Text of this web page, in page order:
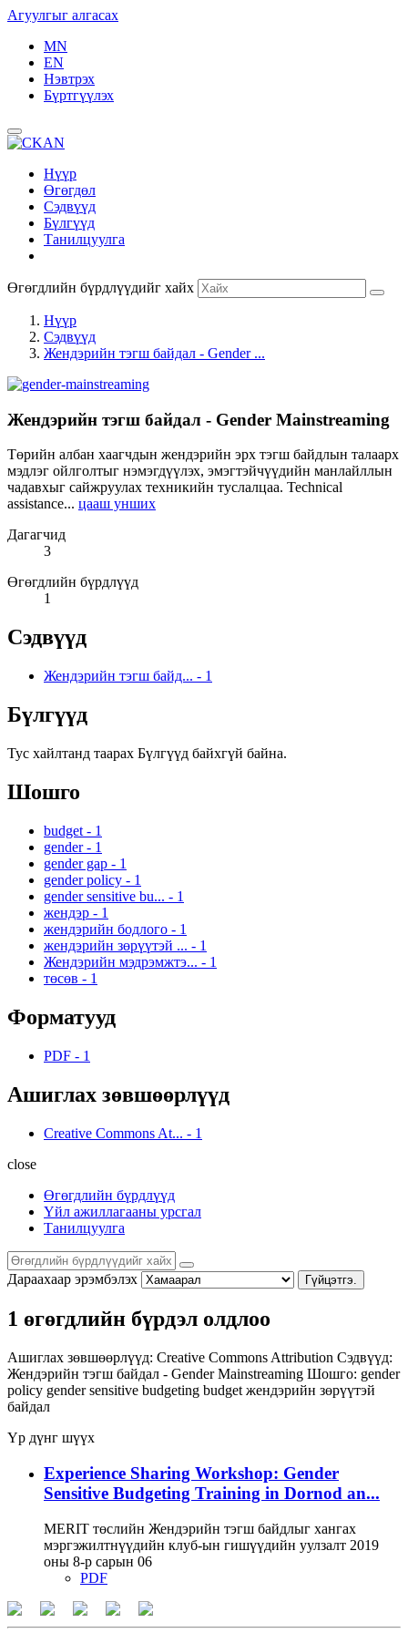
Агуулгыг алгасах
MN
EN
Нэвтрэх
Бүртгүүлэх
Нүүр
Өгөгдөл
Сэдвүүд
Бүлгүүд
Танилцуулга
Өгөгдлийн бүрдлүүдийг хайх
Нүүр
Сэдвүүд
Жендэрийн тэгш байдал - Gender ...
Жендэрийн тэгш байдал - Gender Mainstreaming
Төрийн албан хаагчдын жендэрийн эрх тэгш байдлын талаарх
мэдлэг ойлголтыг нэмэгдүүлэх, эмэгтэйчүүдийн манлайллын
чадавхыг сайжруулах техникийн туслалцаа. Technical
assistance... цааш унших
Дагагчид
3
Өгөгдлийн бүрдлүүд
1
Сэдвүүд
Жендэрийн тэгш байд... - 1
Бүлгүүд
Тус хайлтанд таарах Бүлгүүд байхгүй байна.
Шошго
budget - 1
gender - 1
gender gap - 1
gender policy - 1
gender sensitive bu... - 1
жендэр - 1
жендэрийн бодлого - 1
жендэрийн зөрүүтэй ... - 1
Жендэрийн мэдрэмжтэ... - 1
төсөв - 1
Форматууд
PDF - 1
Ашиглах зөвшөөрлүүд
Creative Commons At... - 1
close
Өгөгдлийн бүрдлүүд
Үйл ажиллагааны урсгал
Танилцуулга
Дараахаар эрэмбэлэх Гүйцэтгэ.
1 өгөгдлийн бүрдэл олдлоо
Ашиглах зөвшөөрлүүд: Creative Commons Attribution Сэдвүүд:
Жендэрийн тэгш байдал - Gender Mainstreaming Шошго: gender
policy gender sensitive budgeting budget жендэрийн зөрүүтэй
байдал
Үр дүнг шүүх
Experience Sharing Workshop: Gender
Sensitive Budgeting Training in Dornod an...
MERIT төслийн Жендэрийн тэгш байдлыг хангах
мэргэжилтнүүдийн клуб-ын гишүүдийн уулзалт 2019
оны 8-р сарын 06
PDF